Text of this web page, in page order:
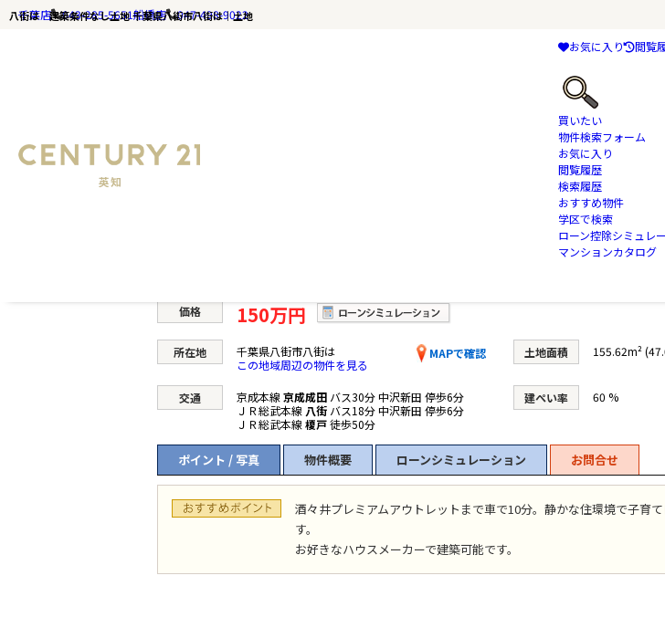
八街は 建築条件なし土地 千葉県八街市八街は｜土地
千葉店 043-285-5651船橋店 047-498-9022
お気に入り 閲覧
買いたい
物件検索フォーム
お気に入り
閲覧履歴
検索履歴
おすすめ物件
学区で検索
ローン控除シミュレ
マンションカタログ
八街市 京成本線
価格 150万円
所在地 千葉県八街市八街は MAPで確認
この地域周辺の物件を見る
土地面積 155.62m²
交通 京成本線 京成成田 バス30分 中沢新田 停歩6分
ＪＲ総武本線 八街 バス18分 中沢新田 停歩6分
ＪＲ総武本線 榎戸徒歩50分
建ぺい率 60 %
ポイント / 写真 物件概要 ローンシミュレーション お問合せ
酒々井プレミアムアウトレットまで車で10分。静かな住環境で子育
す。
お好きなハウスメーカーで建築可能です。